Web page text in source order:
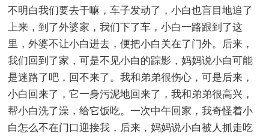
不明白我们要去干嘛，车子发动了，小白也盲目地追了
上来，到了外婆家，我们下了车，小白一路跟到了这
里，外婆不让小白进去，便把小白关在了门外。后来，
我们回到了家，可是不见小白的踪影，妈妈说小白可能
是迷路了吧，回不来了。我和弟弟很伤心，可是后来，
小白回来了，它一身污泥地回来了，我和弟弟很高兴，
帮小白洗了澡，给它饭吃。一次中午回家，我奇怪着小
白怎么不在门口迎接我，后来，妈妈说小白被人抓走吃